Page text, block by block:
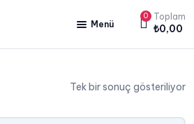
Menü
0 Toplam
₺0,00
Tek bir sonuç gösteriliyor